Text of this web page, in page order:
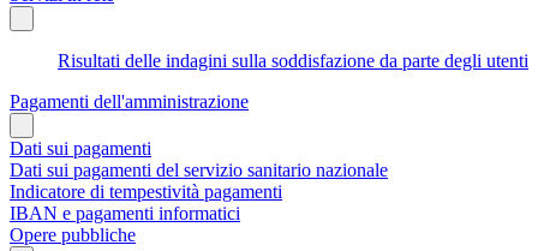
Risultati delle indagini sulla soddisfazione da parte degli utenti
Pagamenti dell'amministrazione
Dati sui pagamenti
Dati sui pagamenti del servizio sanitario nazionale
Indicatore di tempestività pagamenti
IBAN e pagamenti informatici
Opere pubbliche